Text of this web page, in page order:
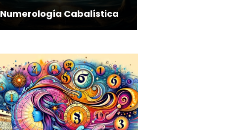
Numerología Cabalística